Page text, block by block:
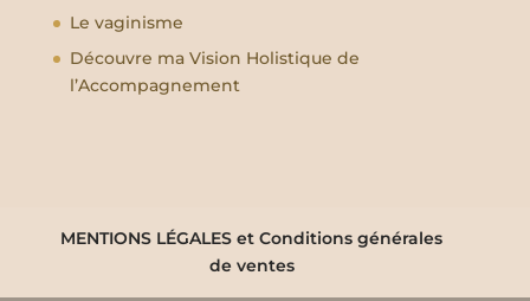
Le vaginisme
Découvre ma Vision Holistique de
l’Accompagnement
MENTIONS LÉGALES et Conditions générales
de ventes